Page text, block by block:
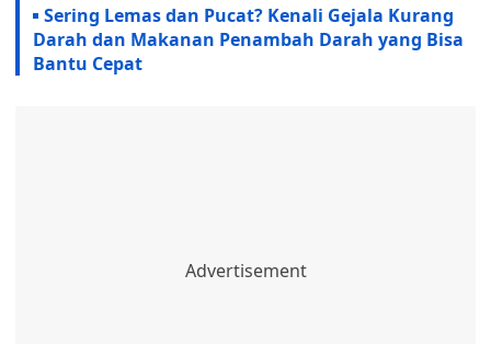
Sering Lemas dan Pucat? Kenali Gejala Kurang
Darah dan Makanan Penambah Darah yang Bisa
Bantu Cepat